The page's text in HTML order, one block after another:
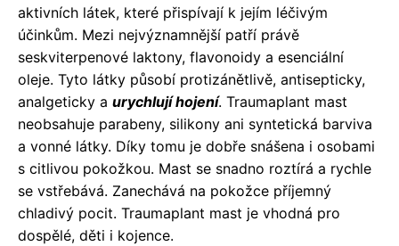
aktivních látek, které přispívají k jejím léčivým
účinkům. Mezi nejvýznamnější patří právě
seskviterpenové laktony, flavonoidy a esenciální
oleje. Tyto látky působí protizánětlivě, antisepticky,
analgeticky a urychlují hojení. Traumaplant mast
neobsahuje parabeny, silikony ani syntetická barviva
a vonné látky. Díky tomu je dobře snášena i osobami
s citlivou pokožkou. Mast se snadno roztírá a rychle
se vstřebává. Zanechává na pokožce příjemný
chladivý pocit. Traumaplant mast je vhodná pro
dospělé, děti i kojence.